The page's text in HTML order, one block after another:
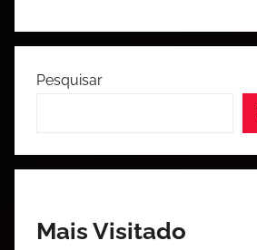
Pesquisar
Mais Visitado